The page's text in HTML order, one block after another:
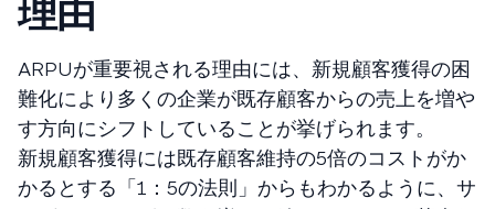
理由
ARPUが重要視される理由には、新規顧客獲得の困
難化により多くの企業が既存顧客からの売上を増や
す方向にシフトしていることが挙げられます。
新規顧客獲得には既存顧客維持の5倍のコストがか
かるとする「1：5の法則」からもわかるように、サ